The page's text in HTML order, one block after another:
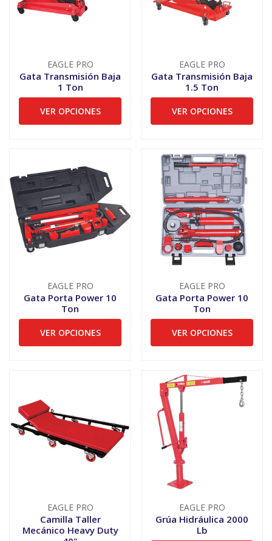
EAGLE PRO
Gata Transmisión Baja
1 Ton
VER OPCIONES
EAGLE PRO
Gata Transmisión Baja
1.5 Ton
VER OPCIONES
EAGLE PRO
Gata Porta Power 10
Ton
VER OPCIONES
EAGLE PRO
Gata Porta Power 10
Ton
VER OPCIONES
EAGLE PRO
Camilla Taller
Mecánico Heavy Duty
EAGLE PRO
Grúa Hidráulica 2000
Lb